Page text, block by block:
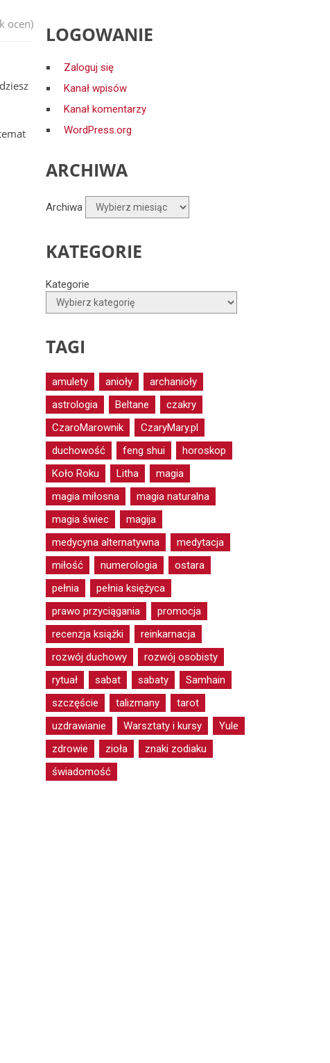
ocen) LOGOWANIE
Zaloguj się
Kanał wpisów
Kanał komentarzy
WordPress.org
ARCHIWA
Archiwa
KATEGORIE
Kategorie
TAGI
amulety anioły
archanioły
astrologia
Beltane
czakry
CzaroMarownik
CzaryMary.pl
duchowość
feng shui
horoskop
Koło Roku
Litha
magia
magia miłosna
magia naturalna
magia świec
magija
medycyna alternatywna
medytacja
miłość
numerologia
ostara
pełnia
pełnia księżyca
prawo przyciągania
promocja
recenzja książki
reinkarnacja
rozwój duchowy
rozwój osobisty
rytuał
sabat sabaty
Samhain
szczęście
talizmany
tarot
uzdrawianie
Warsztaty i kursy
Yule
zdrowie
zioła
znaki zodiaku
świadomość